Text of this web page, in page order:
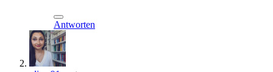
Antworten